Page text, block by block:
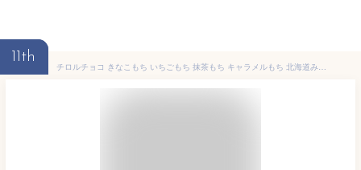
11th
チロルチョコ きなこもち いちごもち 抹茶もち キャラメルもち 北海道みるくもち 36個 60個 チロル チョコ バラエティー ボックス 詰め合わせ プチギフト プレゼント 個包装 小分け チロル チョコレート バレンタイン バレンタインデー 義理チョコ お菓子 お返し お裾分け